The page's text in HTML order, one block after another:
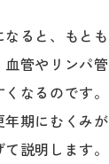
なると、もと
管やリンパ
なるのです。
年期にむくみ
説明します。